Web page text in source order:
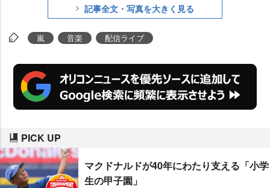
し、開演前の午後3時からは特別
映像の配信を予定している。
記事全文・写真を大きく見る
嵐 音楽 配信ライブ
PICK UP
マクドナルドが40年にわたり支える「小学
生の甲子園」